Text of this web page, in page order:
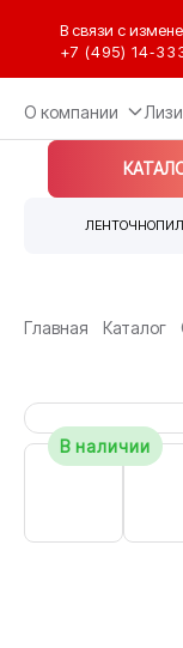
В связи с
+7 (495)
О компании
Главная Каталог
В наличии